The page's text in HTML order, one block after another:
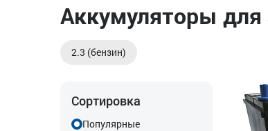
Аккумуляторы для
2.3 (бензин)
Сортировка
Популярные